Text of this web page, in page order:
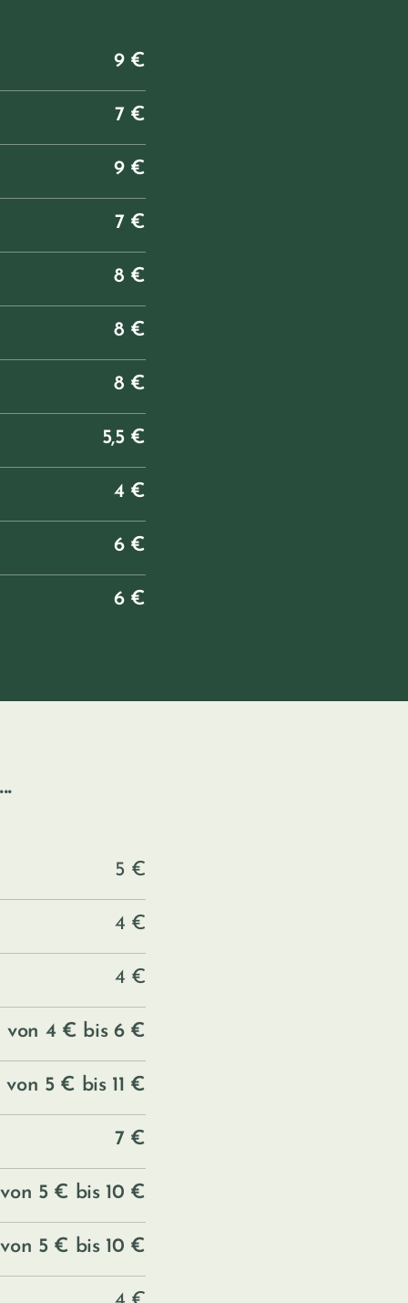
9 €
7 €
9 €
7 €
8 €
8 €
8 €
5,5 €
4 €
6 €
6 €
5 €
4 €
4 €
von 4 € bis 6 €
von 5 € bis 11 €
7 €
von 5 € bis 10 €
von 5 € bis 10 €